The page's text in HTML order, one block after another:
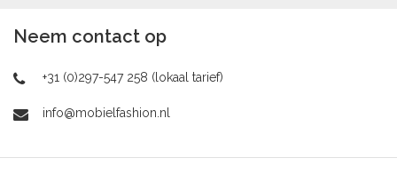
Neem contact op
+31 (0)297-547 258 (lokaal tarief)
info@mobielfashion.nl